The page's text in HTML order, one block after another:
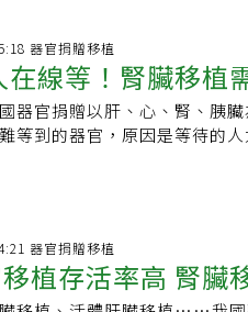
此外團隊亦引進「兩階段活體肝臟移植技術
」，有效解決捐贈者肝臟容
更多病人得以受惠。 腎臟移植
器官捐贈移植
在線等！腎臟移植
器官捐贈以肝、心、腎、胰
等到的器官，原因是等待的
器官捐贈移植
植存活率高 腎臟